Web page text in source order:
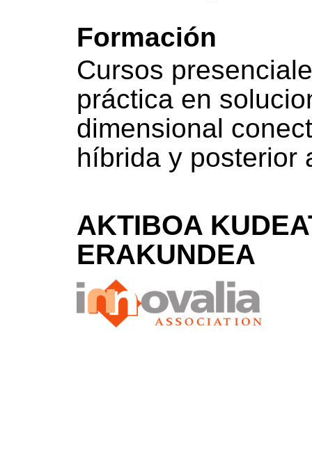
Formación
Cursos
práctica en
dimensional
híbrida y posterior
AKTIBOA
ERAKUNDEA